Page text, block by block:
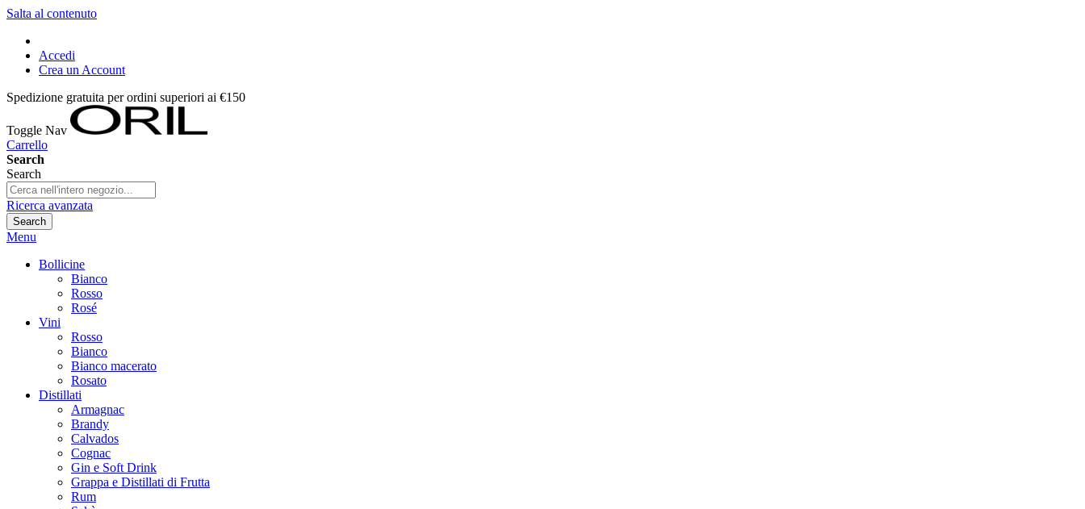
Salta al contenuto
Accedi
Crea un Account
Spedizione gratuita per ordini superiori ai €150
Toggle Nav
Carrello
Search
Search
Ricerca avanzata
Search
Menu
Bollicine
Bianco
Rosso
Rosé
Vini
Rosso
Bianco
Bianco macerato
Rosato
Distillati
Armagnac
Brandy
Calvados
Cognac
Gin e Soft Drink
Grappa e Distillati di Frutta
Rum